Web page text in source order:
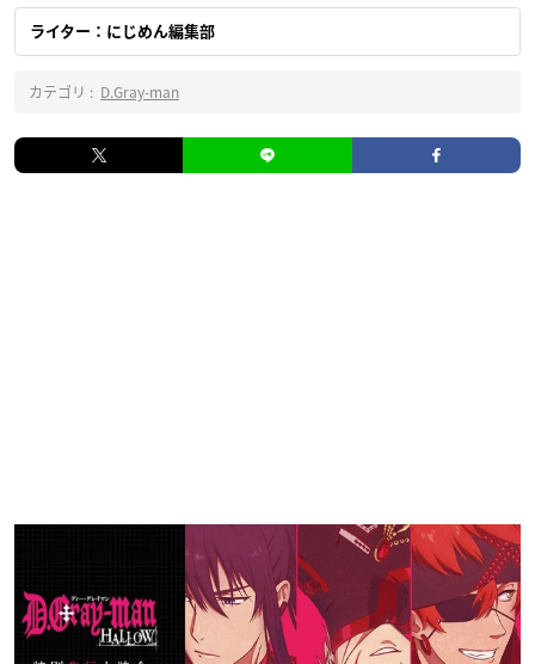
ライター：にじめん編集部
カテゴリ : D.Gray-man